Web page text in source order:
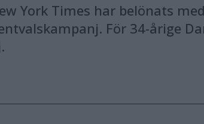
York Times har belönats
För 34-årige